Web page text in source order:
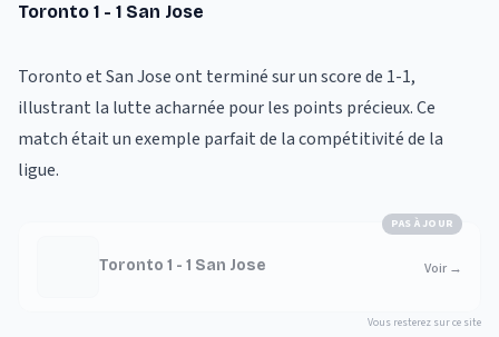
Toronto 1 - 1 San Jose
Toronto et San Jose ont terminé sur un score de 1-1,
illustrant la lutte acharnée pour les points précieux. Ce
match était un exemple parfait de la compétitivité de la
ligue.
PAS À JOUR
Toronto 1 - 1 San Jose Voir →
Vous resterez sur ce site